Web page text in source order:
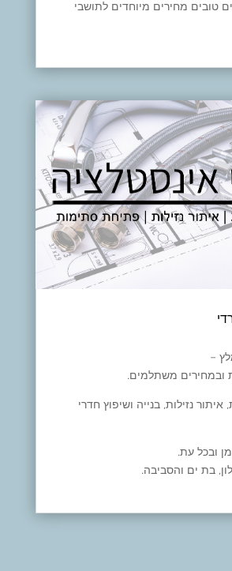
טובים מחירים מיוחדים לתושבי
–
נזילות, בנייה ושיפוץ חדרי
בת ים והסביבה.